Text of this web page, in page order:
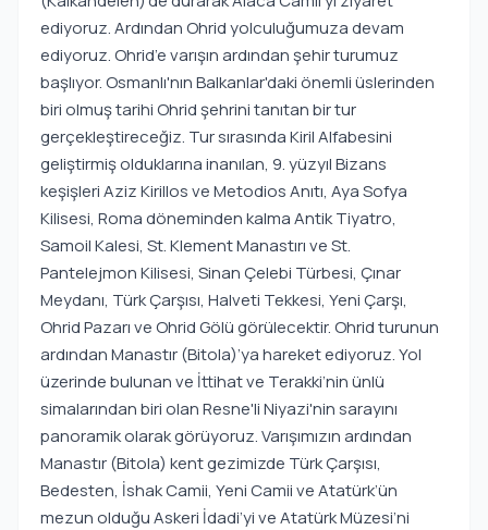
ediyoruz. Ardından Ohrid yolculuğumuza devam
ediyoruz. Ohrid’e varışın ardından şehir turumuz
başlıyor. Osmanlı'nın Balkanlar'daki önemli üslerinden
biri olmuş tarihi Ohrid şehrini tanıtan bir tur
gerçekleştireceğiz. Tur sırasında Kiril Alfabesini
geliştirmiş olduklarına inanılan, 9. yüzyıl Bizans
keşişleri Aziz Kirillos ve Metodios Anıtı, Aya Sofya
Kilisesi, Roma döneminden kalma Antik Tiyatro,
Samoil Kalesi, St. Klement Manastırı ve St.
Pantelejmon Kilisesi, Sinan Çelebi Türbesi, Çınar
Meydanı, Türk Çarşısı, Halveti Tekkesi, Yeni Çarşı,
Ohrid Pazarı ve Ohrid Gölü görülecektir. Ohrid turunun
ardından Manastır (Bitola)’ya hareket ediyoruz. Yol
üzerinde bulunan ve İttihat ve Terakki’nin ünlü
simalarından biri olan Resne'li Niyazi'nin sarayını
panoramik olarak görüyoruz. Varışımızın ardından
Manastır (Bitola) kent gezimizde Türk Çarşısı,
Bedesten, İshak Camii, Yeni Camii ve Atatürk’ün
mezun olduğu Askeri İdadi’yi ve Atatürk Müzesi’ni